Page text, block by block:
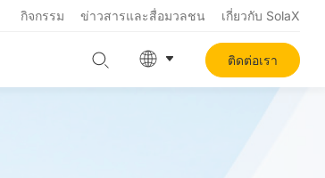
กิจกรรม ข่าวสารและสื่อมวลชน เกี่ยวกับ SolaX
ติดต่อเรา